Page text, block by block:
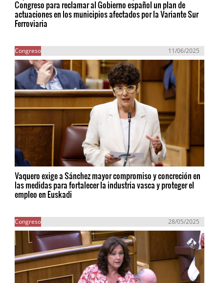
Congreso para reclamar al Gobierno español un plan de
actuaciones en los municipios afectados por la Variante Sur
Ferroviaria
Congreso 11/06/2025
Vaquero exige a Sánchez mayor compromiso y concreción en
las medidas para fortalecer la industria vasca y proteger el
empleo en Euskadi
Congreso 28/05/2025